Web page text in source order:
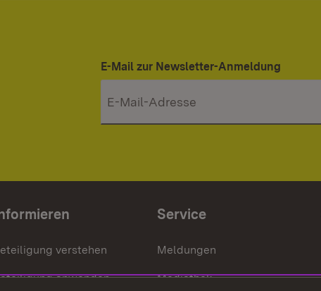
E-Mail zur Newsletter-Anmeldung
verstehen
anwenden
Service
Meldungen
Mediathek